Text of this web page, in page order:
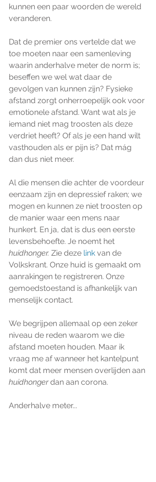
kunnen een paar woorden de wereld
veranderen.
Dat de premier ons vertelde dat we
toe moeten naar een samenleving
waarin anderhalve meter de norm is;
beseffen we wel wat daar de
gevolgen van kunnen zijn? Fysieke
afstand zorgt onherroepelijk ook voor
emotionele afstand. Want wat als je
iemand niet mag troosten als deze
verdriet heeft? Of als je een hand wilt
vasthouden als er pijn is? Dat mág
dan dus niet meer.
Al die mensen die achter de voordeur
eenzaam zijn en depressief raken; we
mogen en kunnen ze niet troosten op
de manier waar een mens naar
hunkert. En ja, dat is dus een eerste
levensbehoefte. Je noemt het
huidhonger. Zie deze link van de
Volkskrant. Onze huid is gemaakt om
aanrakingen te registreren. Onze
gemoedstoestand is afhankelijk van
menselijk contact.
We begrijpen allemaal op een zeker
niveau de reden waarom we die
afstand moeten houden. Maar ik
vraag me af wanneer het kantelpunt
komt dat meer mensen overlijden aan
huidhonger dan aan corona.
Anderhalve meter...